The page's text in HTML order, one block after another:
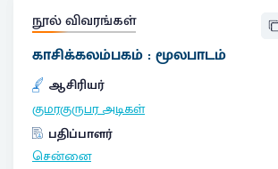
நூல் விவரங்கள்
காசிக்கலம்பகம் : மூலபாடம்
ஆசிரியர்
குமரகுருபர அடிகள்
பதிப்பாளர்
சென்னை